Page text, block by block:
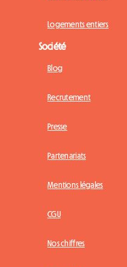
Logements entiers
Société
Blog
Recrutement
Presse
Partenariats
Mentions légales
CGU
Nos chiffres